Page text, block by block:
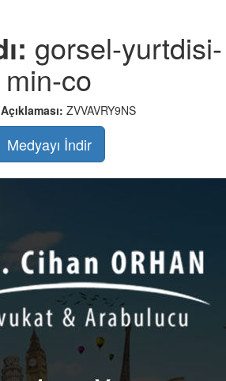
gorsel-yurtdisi-
min-co
ZVVAVRY9NS
Medyayı İndir